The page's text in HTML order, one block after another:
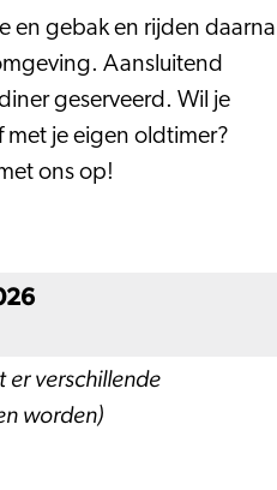
en gebak en rijden daarna
Aansluitend
geserveerd. Wil je
met je eigen oldtimer?
ons op!
verschillende
worden)